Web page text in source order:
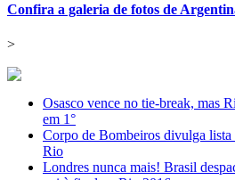
Confira a galeria de fotos de
>
Osasco vence no tie-break, mas
em 1°
Corpo de Bombeiros divulga lista
Rio
Londres nunca mais! Brasil